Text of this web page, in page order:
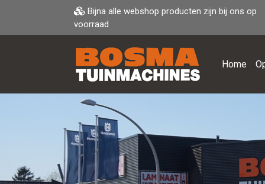
Bijna alle webshop producten zijn bij ons op
voorraad
Home